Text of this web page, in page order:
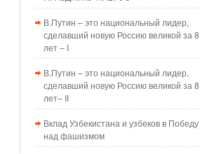
В.Путин – это национальный лидер,
сделавший новую Россию великой за 8
лет – I
В.Путин – это национальный лидер,
сделавший новую Россию великой за 8
лет– II
Вклад Узбекистана и узбеков в Победу
над фашизмом